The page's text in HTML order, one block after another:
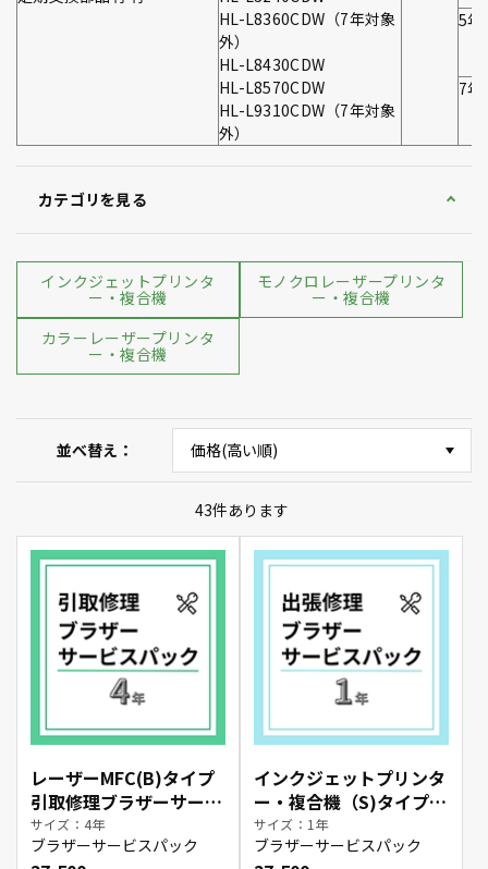
HL-L8360CDW（7年対象
外）
HL-L8430CDW
HL-L8570CDW
HL-L9310CDW（7年対象
外）
5年
7年
カテゴリを見る
インクジェットプリンタ
ー・複合機
モノクロレーザープリンタ
ー・複合機
カラーレーザープリンタ
ー・複合機
並べ替え
43件あります
レーザーMFC(B)タイプ
引取修理ブラザーサービ
スパック4年
サイズ：4年
ブラザーサービスパック
インクジェットプリンタ
ー・複合機（S)タイプ
出張修理ブラザーサービ
スパック1年
サイズ：1年
ブラザーサービスパック